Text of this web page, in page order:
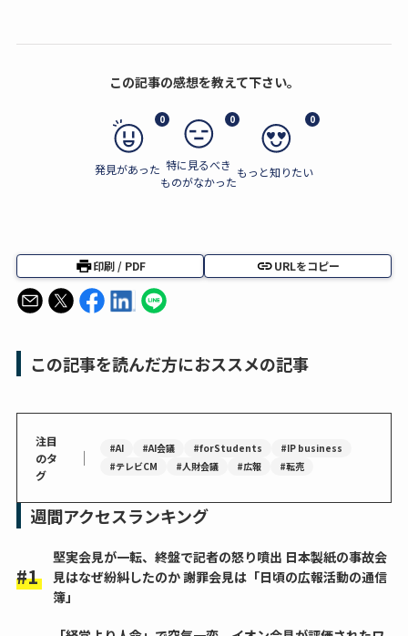
この記事の感想を教えて下さい。
0
発見があった
0
特に見るべき
ものがなかった
0
もっと知りたい
印刷 / PDF URLをコピー
この記事を読んだ方におススメの記事
注目
のタ
グ
｜ #AI #AI会議 #forStudents
#IP business
#テレビCM
#人財会議 #広報 #転売
週間アクセスランキング
堅実会見が一転、終盤で記者の怒り噴出 日本製紙の事故会
見はなぜ紛糾したのか 謝罪会見は「日頃の広報活動の通信
簿」